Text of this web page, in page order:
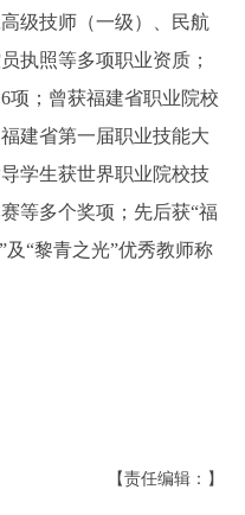
级技师（一级）、民航
执照等多项职业资质；
项；曾获福建省职业院校
建省第一届职业技能大
学生获世界职业院校技
等多个奖项；先后获“福
“黎青之光”优秀教师称
【责任编辑：】